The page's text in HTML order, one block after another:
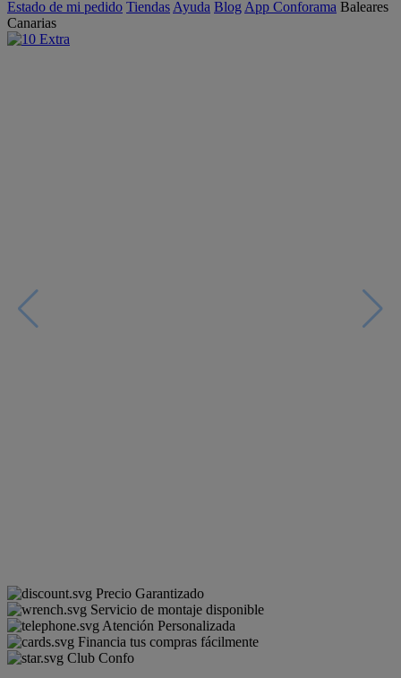
Estado de mi pedido Tiendas Ayuda Blog App Conforama Baleares
Canarias
Precio Garantizado
Servicio de montaje disponible
Atención Personalizada
Financia tus compras fácilmente
Club Confo